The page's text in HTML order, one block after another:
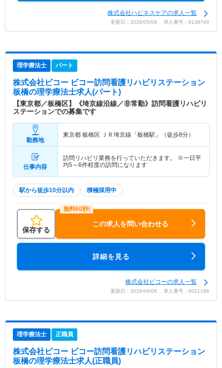
株式会社ハピネスケアの求人一覧
更新日：2026/05/08 求人番号：9108749
理学療法士 パート
株式会社ビコー ビコー訪問看護リハビリステーション
板橋の理学療法士求人(パート)
【東京都／板橋区】《埼京線沿線／非常勤》訪問看護リハビリ
ステーションでの募集です
勤務地
東京都 板橋区 ＪＲ埼京線「板橋駅」（徒歩8分）
仕事内容
訪問リハビリ業務を行っていただきます。 ※一日平
均5～6件程度の訪問になります
駅から徒歩10分以内 積極採用中
保存する
この求人を問い合わせる
詳細を見る
株式会社ビコーの求人一覧
更新日：2026/04/06 求人番号：9021186
理学療法士 正職員
株式会社ビコー ビコー訪問看護リハビリステーション
板橋の理学療法士求人(正職員)